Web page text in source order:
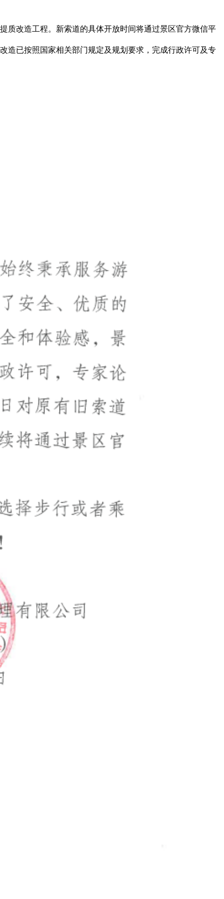
改造工程。新索道的具体开放时间将通过景区官方微信平
已按照国家相关部门规定及规划要求，完成行政许可及专